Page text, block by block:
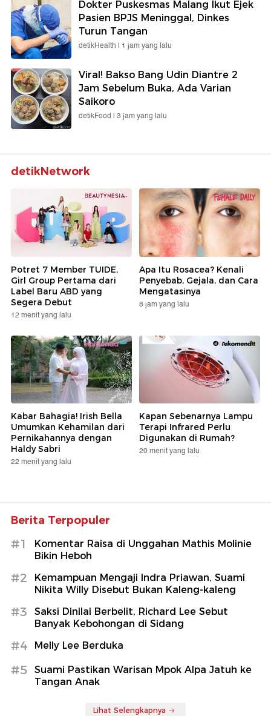
Dokter Puskesmas Malang Ikut Ejek
Pasien BPJS Meninggal, Dinkes
Turun Tangan
detikHealth | 1 jam yang lalu
Viral! Bakso Bang Udin Diantre 2
Jam Sebelum Buka, Ada Varian
Saikoro
detikFood | 3 jam yang lalu
detikNetwork
Potret 7 Member TUIDE,
Girl Group Pertama dari
Label Baru ABD yang
Segera Debut
12 menit yang lalu
Apa Itu Rosacea? Kenali
Penyebab, Gejala, dan Cara
Mengatasinya
8 jam yang lalu
Kabar Bahagia! Irish Bella
Umumkan Kehamilan dari
Pernikahannya dengan
Haldy Sabri
22 menit yang lalu
Kapan Sebenarnya Lampu
Terapi Infrared Perlu
Digunakan di Rumah?
20 menit yang lalu
Berita Terpopuler
#1
Komentar Raisa di Unggahan Mathis Molinie
Bikin Heboh
#2
Kemampuan Mengaji Indra Priawan, Suami
Nikita Willy Disebut Bukan Kaleng-kaleng
#3
Saksi Dinilai Berbelit, Richard Lee Sebut
Banyak Kebohongan di Sidang
#4 Melly Lee Berduka
#5
Suami Pastikan Warisan Mpok Alpa Jatuh ke
Tangan Anak
Lihat Selengkapnya